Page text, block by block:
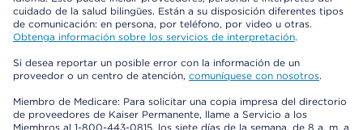
cuidado de la salud bilingües. Están a su disposición diferentes tipos
de comunicación: en persona, por teléfono, por video u otras.
Obtenga información sobre los servicios de interpretación.
Si desea reportar un posible error con la información de un
proveedor o un centro de atención, comuníquese con nosotros.
Miembro de Medicare: Para solicitar una copia impresa del directorio
de proveedores de Kaiser Permanente, llame a Servicio a los
Miembros al 1-800-443-0815, los siete días de la semana, de 8 a. m. a